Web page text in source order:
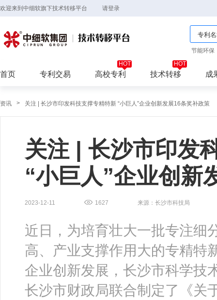
欢迎来到中细软旗下技术转移平台 请登录
节能环保
首页 专利交易 高校专利 技术转移 成
资讯 > 关注 | 长沙市印发科技支撑专精特新 “小巨人”企业创新发展16条奖补政策
关注 | 长沙市印发
“小巨人”企业创新
2023-12-11 1627 来源：长沙市科技局
近日，为培育壮大一批专注细
高、产业支撑作用大的专精特
企业创新发展，长沙市科学技
长沙市财政局联合制定了《关